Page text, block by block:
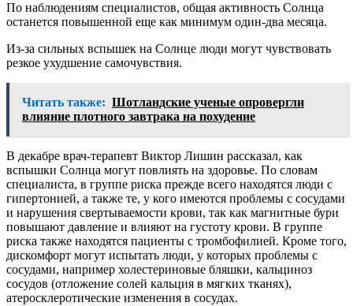
По наблюдениям специалистов, общая активность Солнца
останется повышенной еще как минимум один-два месяца.
Из-за сильных вспышек на Солнце люди могут чувствовать
резкое ухудшение самочувствия.
Читать также: Шотландские ученые опровергли
влияние плотного завтрака на похудение
В декабре врач-терапевт Виктор Лишин рассказал, как
вспышки Солнца могут повлиять на здоровье. По словам
специалиста, в группе риска прежде всего находятся люди с
гипертонией, а также те, у кого имеются проблемы с сосудами
и нарушения свертываемости крови, так как магнитные бури
повышают давление и влияют на густоту крови. В группе
риска также находятся пациенты с тромбофилией. Кроме того,
дискомфорт могут испытать люди, у которых проблемы с
сосудами, например холестериновые бляшки, кальциноз
сосудов (отложение солей кальция в мягких тканях),
атеросклеротические изменения в сосудах.